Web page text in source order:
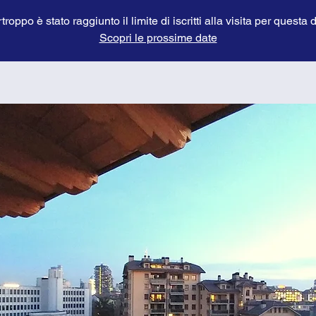
è stato raggiunto il limite di iscritti alla visita per questa
Scopri le prossime date